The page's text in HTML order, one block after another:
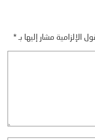
الإلزامية مشار إليها بـ*